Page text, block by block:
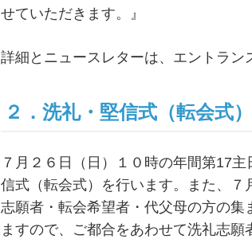
せていただきます。』
詳細とニュースレターは、エントラン
２．洗礼・堅信式（転会式
７月２６日（日）１０時の年間第17
信式（転会式）を行います。また、
志願者・転会希望者・代父母の方の
ますので、ご都合をあわせて洗礼志